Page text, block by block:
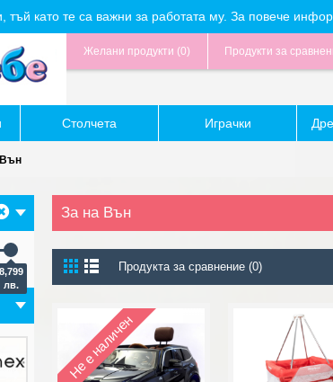
тъй като те са важни за работата му. За повече
Желани продукти (0) Продукти за
Столчета Играчки
8,799
лв.
За на Вън
Продукта за сравнение (0)
Не е наличен